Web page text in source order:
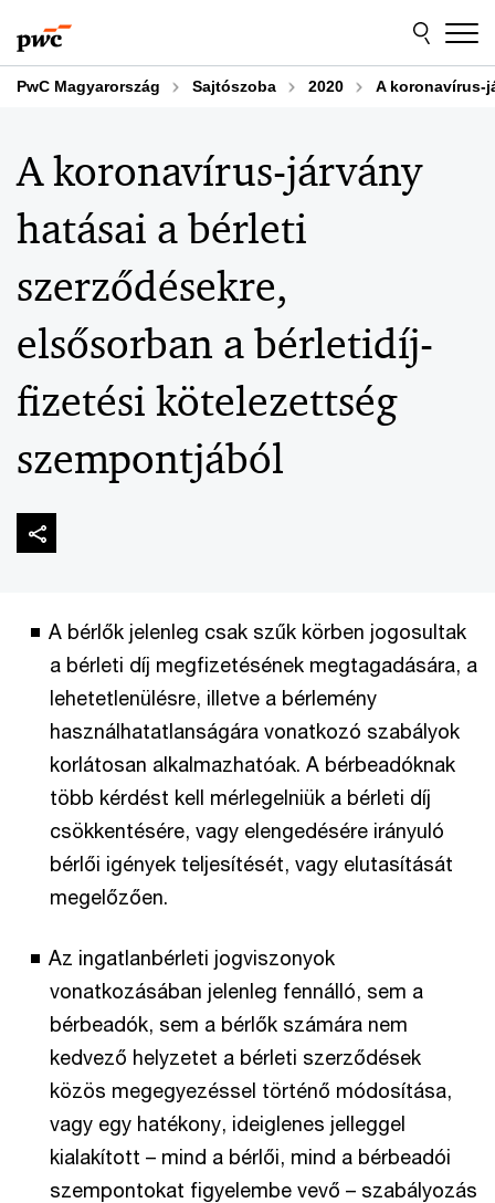
to
content
to
footer
PwC Magyarország Sajtószoba 2020 A koronavírus-
A koronavírus-járvány
hatásai a bérleti
szerződésekre,
elsősorban a bérletidíj-
fizetési kötelezettség
szempontjából
A bérlők jelenleg csak szűk körben jogosultak
a bérleti díj megfizetésének megtagadására, a
lehetetlenülésre, illetve a bérlemény
használhatatlanságára vonatkozó szabályok
korlátosan alkalmazhatóak. A bérbeadóknak
több kérdést kell mérlegelniük a bérleti díj
csökkentésére, vagy elengedésére irányuló
bérlői igények teljesítését, vagy elutasítását
megelőzően.
Az ingatlanbérleti jogviszonyok
vonatkozásában jelenleg fennálló, sem a
bérbeadók, sem a bérlők számára nem
kedvező helyzetet a bérleti szerződések
közös megegyezéssel történő módosítása,
vagy egy hatékony, ideiglenes jelleggel
kialakított – mind a bérlői, mind a bérbeadói
szempontokat figyelembe vevő – szabályozás